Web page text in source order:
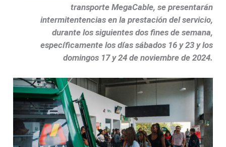
transporte MegaCable, se presentarán
intermitentencias en la prestación del servicio,
durante los siguientes dos fines de semana,
específicamente los días sábados 16 y 23 y los
domingos 17 y 24 de noviembre de 2024.